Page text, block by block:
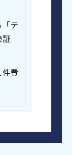
テ
証
費